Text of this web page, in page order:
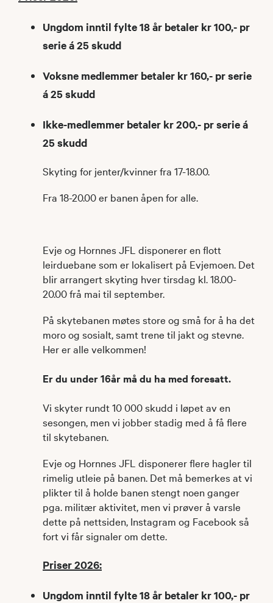
Ungdom inntil fylte 18 år betaler kr 100,- pr
serie á 25 skudd
Voksne medlemmer betaler kr 160,- pr serie
á 25 skudd
Ikke-medlemmer betaler kr 200,- pr serie á
25 skudd
Skyting for jenter/kvinner fra 17-18.00.
Fra 18-20.00 er banen åpen for alle.
Evje og Hornnes JFL disponerer en flott
leirduebane som er lokalisert på Evjemoen. Det
blir arrangert skyting hver tirsdag kl. 18.00-
20.00 frå mai til september.
​På skytebanen møtes store og små for å ha det
moro og sosialt, samt trene til jakt og stevne.
Her er alle velkommen!
Er du under 16år må du ha med foresatt.
Vi skyter rundt 10 000 skudd i løpet av en
sesongen, men vi jobber stadig med å få flere
til skytebanen.
Evje og Hornnes JFL disponerer flere hagler til
rimelig utleie på banen. Det må bemerkes at vi
plikter til å holde banen stengt noen ganger
pga. militær aktivitet, men vi prøver å varsle
dette på nettsiden, Instagram og Facebook så
fort vi får signaler om dette.
Priser 2026:
Ungdom inntil fylte 18 år betaler kr 100,- pr